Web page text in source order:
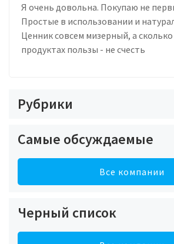
Я очень довольна. Покупаю не
Простые в использовании и
Ценник совсем мизерный, а
продуктах пользы - не счесть
Рубрики
Самые обсуждаемые
Все компании
Черный список